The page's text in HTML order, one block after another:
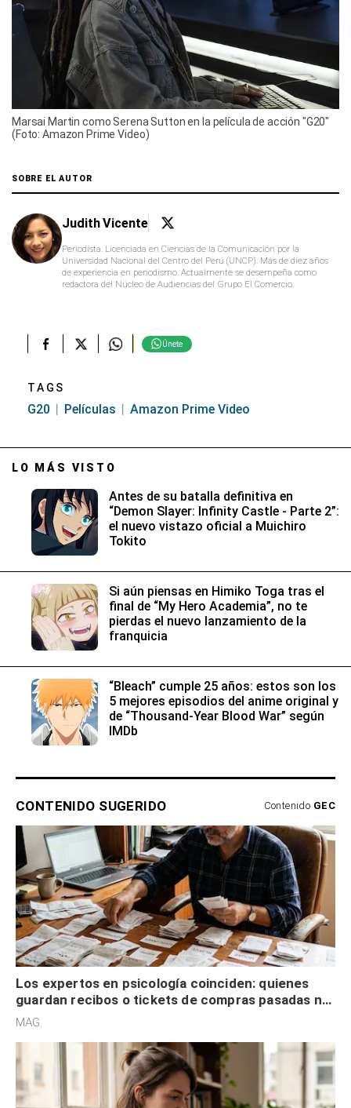
Marsai Martin como Serena Sutton en la película de acción "G20"
(Foto: Amazon Prime Video)
SOBRE EL AUTOR
Judith Vicente
Periodista. Licenciada en Ciencias de la Comunicación por la
Universidad Nacional del Centro del Perú (UNCP). Más de diez años
de experiencia en periodismo. Actualmente se desempeña como
redactora del Núcleo de Audiencias del Grupo El Comercio.
Únete
TAGS
G20 Películas Amazon Prime Video
LO MÁS VISTO
Antes de su batalla definitiva en
“Demon Slayer: Infinity Castle - Parte 2”:
el nuevo vistazo oficial a Muichiro
Tokito
Si aún piensas en Himiko Toga tras el
final de “My Hero Academia”, no te
pierdas el nuevo lanzamiento de la
franquicia
“Bleach” cumple 25 años: estos son los
5 mejores episodios del anime original y
de “Thousand-Year Blood War” según
IMDb
CONTENIDO SUGERIDO Contenido GEC
Los expertos en psicología coinciden: quienes
guardan recibos o tickets de compras pasadas no
son acumuladores, sino que tienen necesidad de
MAG.